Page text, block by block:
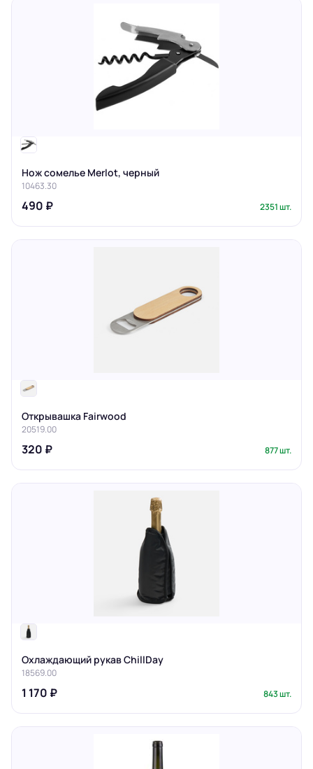
Нож сомелье Merlot, черный
10463.30
490 ₽ 2351 шт.
Открывашка Fairwood
20519.00
320 ₽ 877 шт.
Охлаждающий рукав ChillDay
18569.00
1 170 ₽ 843 шт.